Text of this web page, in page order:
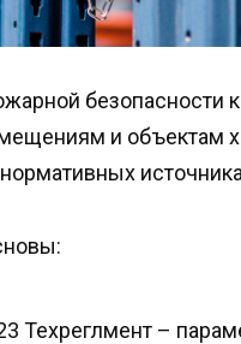
безопасности к
и объектам
Техреглмент –